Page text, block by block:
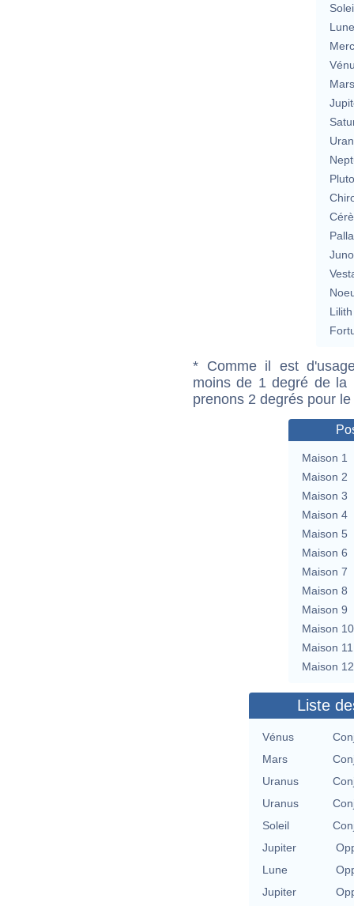
Lune
Mars
Lilith
* Comme il est
moins de 1 degré de la
prenons 2 degrés pour
Maison 1
Maison 2
Maison 3
Maison 4
Maison 5
Maison 6
Maison 7
Maison 8
Maison 9
Maison 10
Maison 11
Maison 12
Liste
Vénus
Mars
Uranus
Uranus
Soleil
Jupiter
Lune
Jupiter